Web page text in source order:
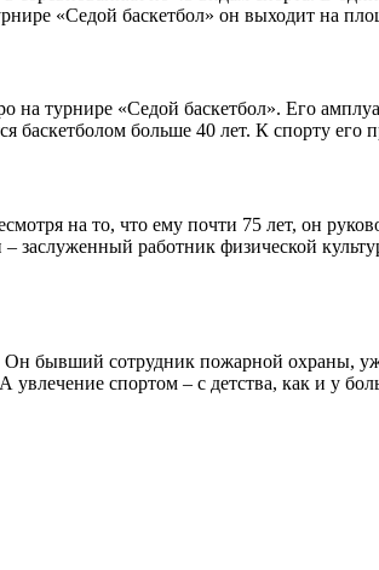
«Седой баскетбол» он выходит на
турнире «Седой баскетбол». Его
баскетболом больше 40 лет. К спорту
на то, что ему почти 75 лет, он
работник физической
бывший сотрудник пожарной охраны,
спортом – с детства, как и у